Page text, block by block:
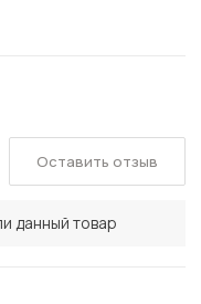
данный товар
Оставить отзыв